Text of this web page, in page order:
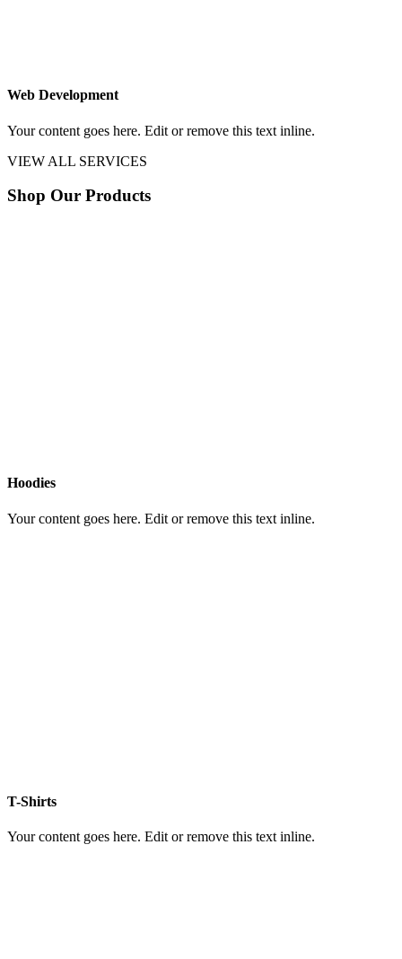
Web Development
Your content goes here. Edit or remove this text inline.
VIEW ALL SERVICES
Shop Our Products
Hoodies
Your content goes here. Edit or remove this text inline.
T-Shirts
Your content goes here. Edit or remove this text inline.